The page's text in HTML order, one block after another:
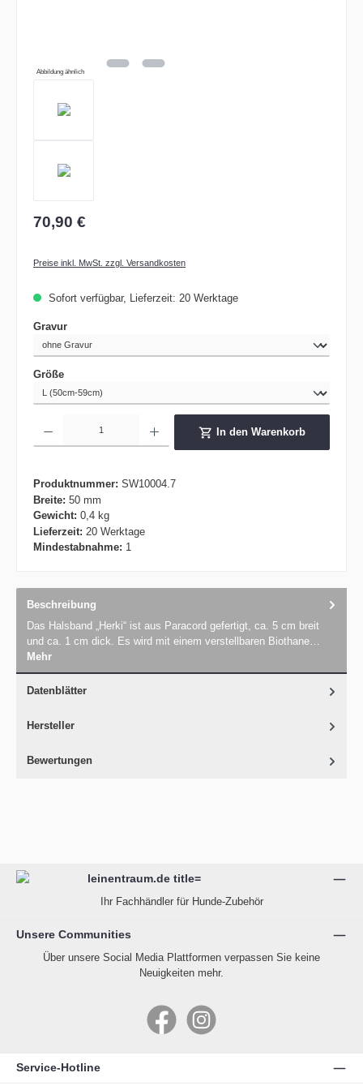
Abbildung ähnlich
70,90 €
Preise inkl. MwSt. zzgl. Versandkosten
Sofort verfügbar, Lieferzeit: 20 Werktage
Gravurauswählen
Größeauswählen
In den Warenkorb
Produktnummer: SW10004.7
Breite: 50 mm
Gewicht: 0,4 kg
Lieferzeit: 20 Werktage
Mindestabnahme: 1
Beschreibung
Das Halsband „Herki“ ist aus Paracord gefertigt, ca. 5 cm breit
und ca. 1 cm dick. Es wird mit einem verstellbaren Biothane…
Mehr
Datenblätter
Hersteller
Bewertungen
Ihr Fachhändler für Hunde-Zubehör
Unsere Communities
Über unsere Social Media Plattformen verpassen Sie keine
Neuigkeiten mehr.
FacebookInstagram
Service-Hotline